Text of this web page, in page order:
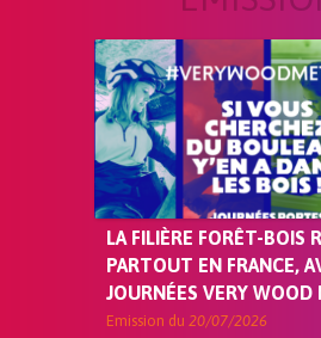
LA FILIÈRE FORÊT-BOIS
PARTOUT EN FRANCE,
JOURNÉES VERY WOOD
Emission du 20/07/2026